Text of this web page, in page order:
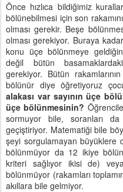
Önce hızlıca bildiğimiz
bölünebilmesi için son
olması gerekir. Beşe
olması gerekiyor. Buraya
konu üçe bölünmeye
değil bütün
gerekiyor. Bütün
bölünür diye öğretiyoruz
alakası var sayının üçe
üçe bölünmesinin?
sormuyor bile, soranları
geçiştiriyor. Matematiği bile
şeyi sorgulamayan büyüklere
bölünmüyor da 12 ikiye
kriteri sağlıyor ikisi de)
bölünmüyor (rakamları
akıllara bile gelmiyor.